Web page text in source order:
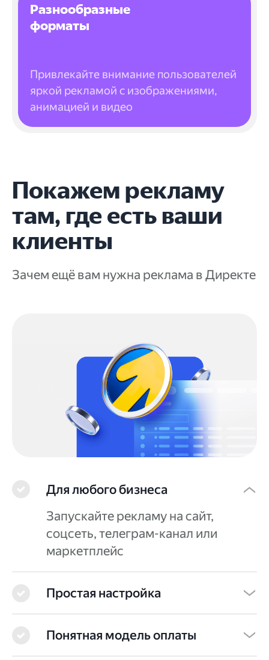
Разнообразные
форматы
Привлекайте внимание пользователей
яркой рекламой с изображениями,
анимацией и видео
Покажем рекламу
там, где есть ваши
клиенты
Зачем ещё вам нужна реклама в Директе
Для любого бизнеса
Запускайте рекламу на сайт,
соцсеть, телеграм-канал или
маркетплейс
Простая настройка
подсказки сервиса на каждом шаге
Понятная модель оплаты